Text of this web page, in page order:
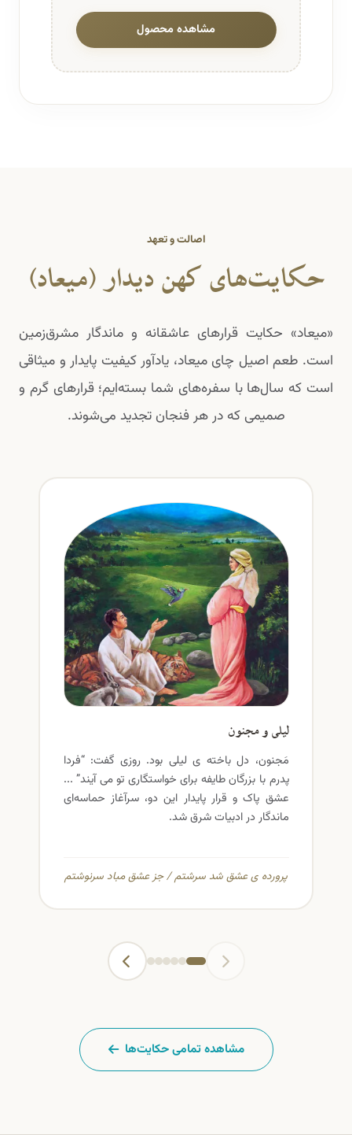
مشاهده محصول
اصالت و تعهد
حکایت‌های کهن دیدار (میعاد)
«میعاد» حکایت قرارهای عاشقانه و ماندگار مشرق‌زمین
است. طعم اصیل چای میعاد، یادآور کیفیت پایدار و میثاقی
است که سال‌ها با سفره‌های شما بسته‌ایم؛ قرارهای گرم و
صمیمی که در هر فنجان تجدید می‌شوند.
لیلی و مجنون
مَجنون، دل باخته ی لیلی بود. روزی گفت: “فردا
پدرم با بزرگان طایفه برای خواستگاری تو می آیند” ...
عشق پاک و قرار پایدار این دو، سرآغاز حماسه‌ای
ماندگار در ادبیات شرق شد.
پرورده ی عشق شد سرشتم / جز عشق مباد سرنوشتم
مشاهده تمامی حکایت‌ها